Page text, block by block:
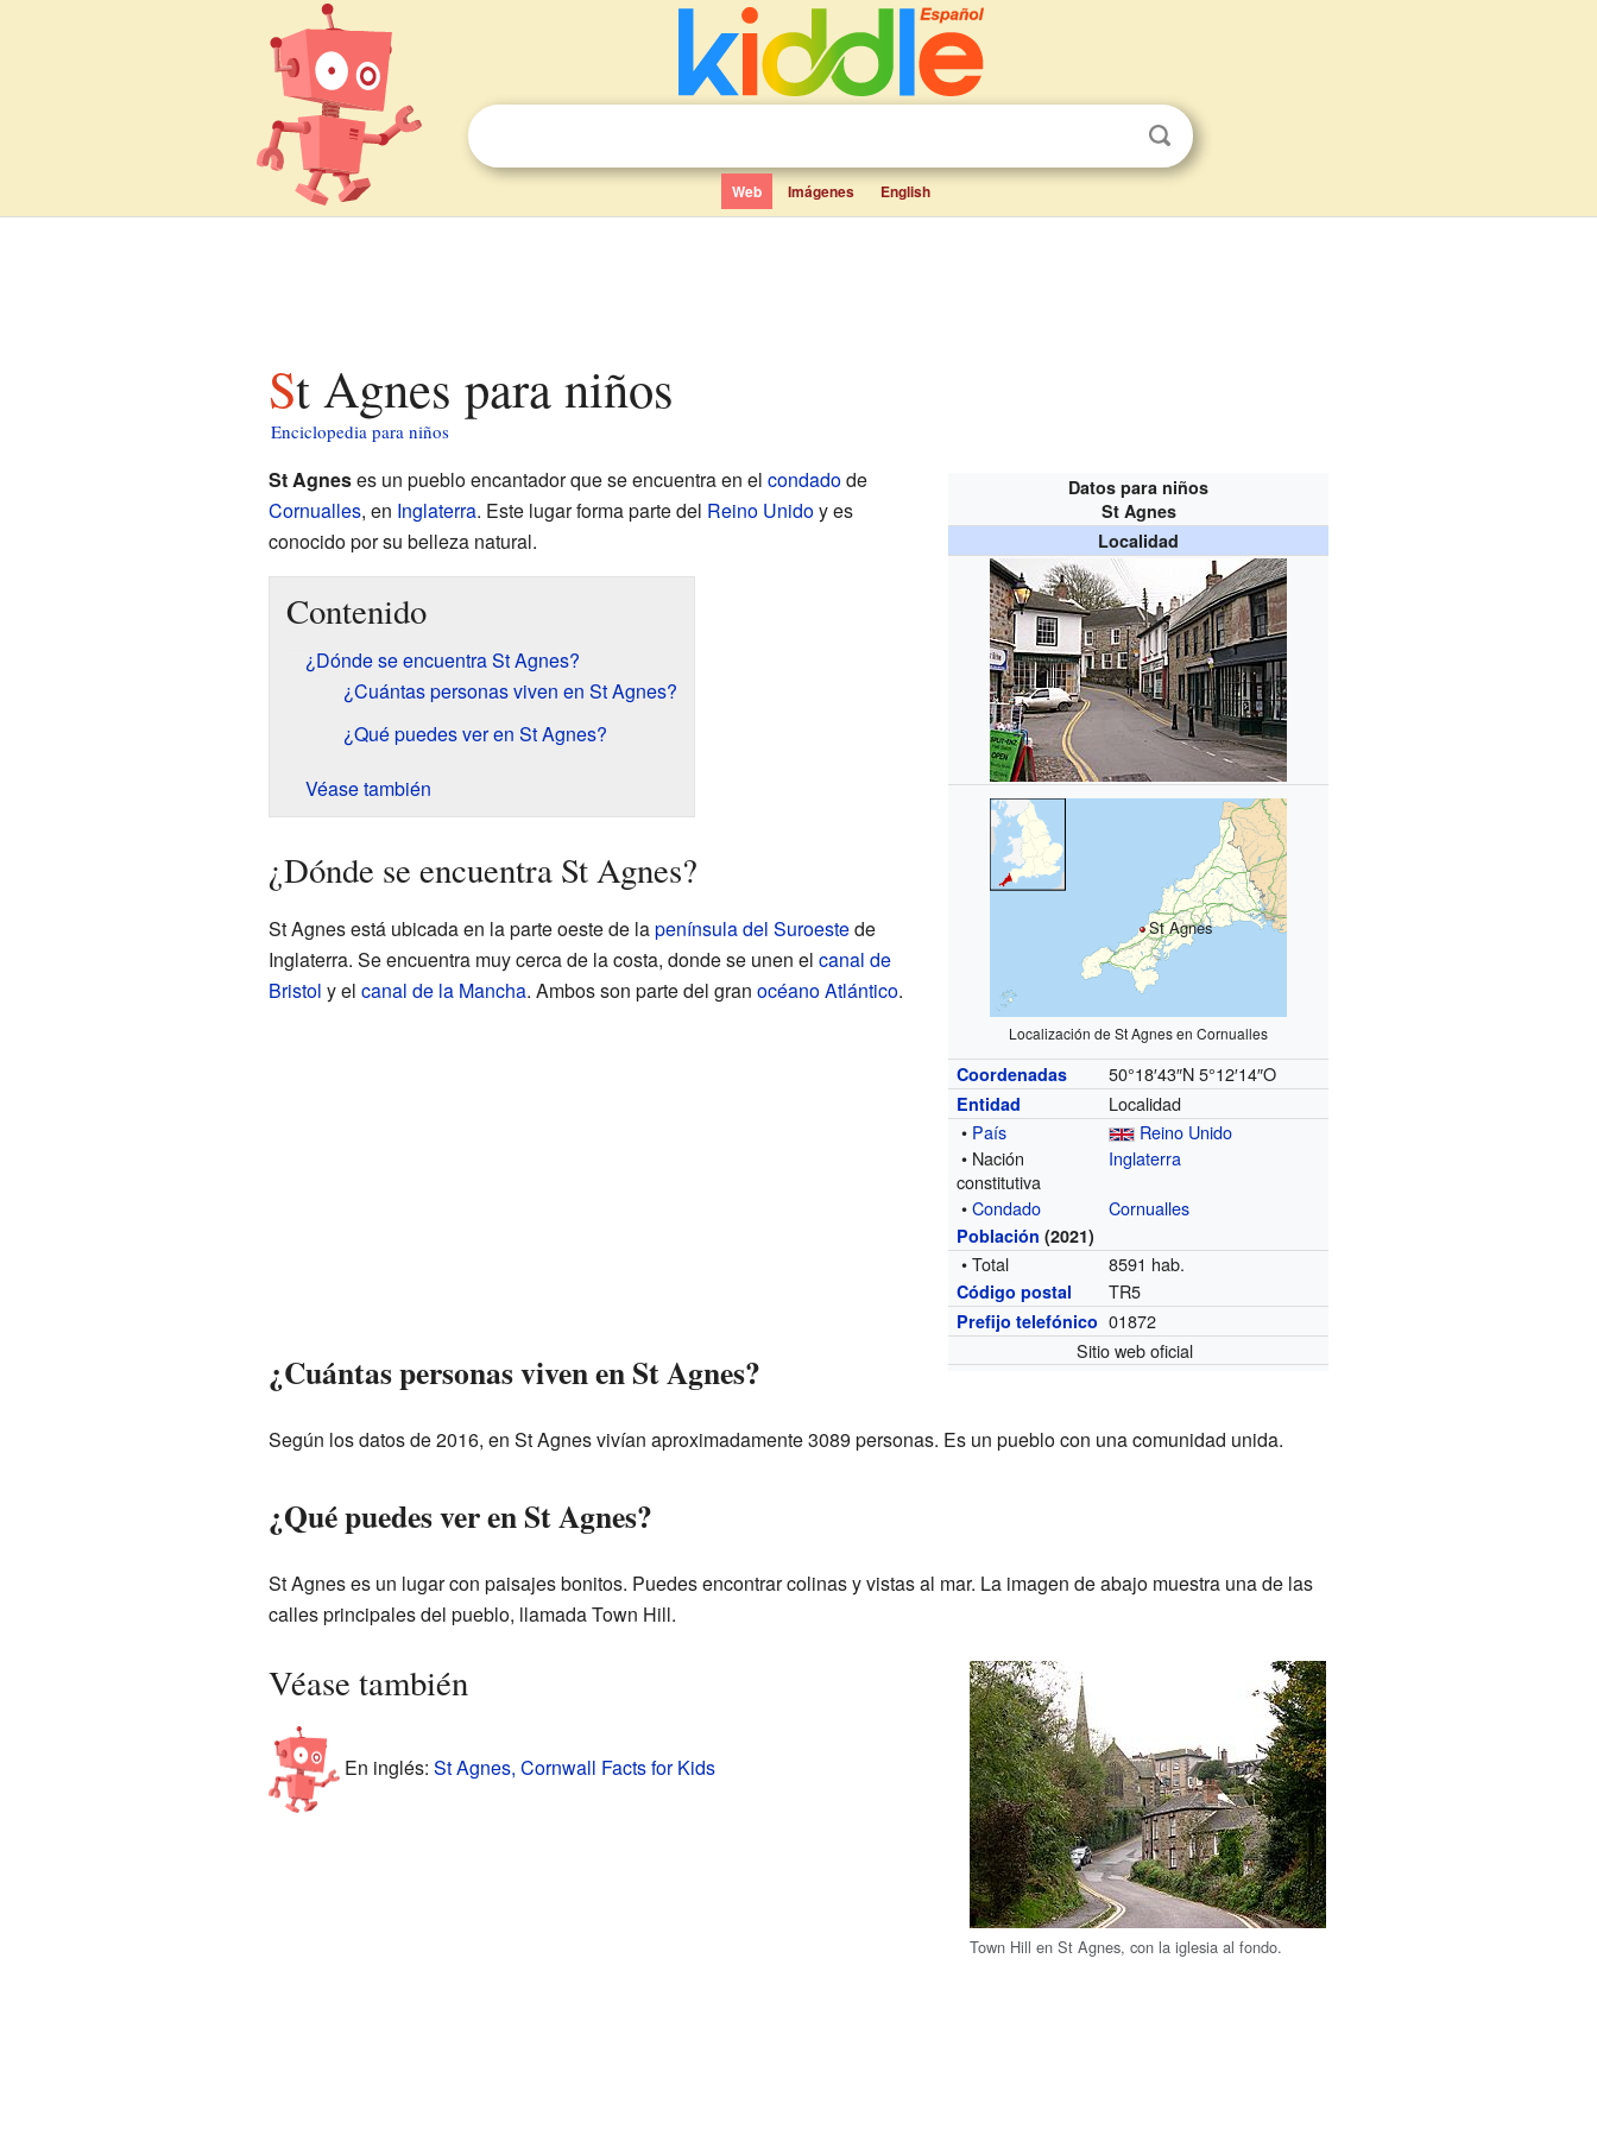
Web Imágenes English
St Agnes para niños
Enciclopedia para niños
Datos para niños
St Agnes
Localidad
St Agnes
Localización de St Agnes en Cornualles
Coordenadas 50°18′43″N 5°12′14″O
Entidad
Localidad
• País
Reino Unido
• Nación
constitutiva
Inglaterra
•Condado Cornualles
Población (2021)
• Total 8591 hab.
Código postal TR5
Prefijo telefónico 01872
Sitio web oficial
St Agneses un pueblo encantador que se encuentra en el condadode
Cornualles, en Inglaterra. Este lugar forma parte del Reino Unidoy es
conocido por su belleza natural.
Contenido
¿Dónde se encuentra St Agnes?
¿Cuántas personas viven en St Agnes?
¿Qué puedes ver en St Agnes?
Véase también
¿Dónde se encuentra St Agnes?
St Agnes está ubicada en la parte oeste de lapenínsula del Suroestede
Inglaterra. Se encuentra muy cerca de la costa, donde se unen el canal de
Bristol y el canal de la Mancha. Ambos son parte del gran océano Atlántico.
¿Cuántas personas viven en St Agnes?
Según los datos de 2016, en St Agnes vivían aproximadamente 3089 personas. Es un pueblo con una comunidad unida.
¿Qué puedes ver en St Agnes?
St Agnes es un lugar con paisajes bonitos. Puedes encontrar colinas y vistas al mar. La imagen de abajo muestra una de las
calles principales del pueblo, llamada Town Hill.
Town Hill en St Agnes, con la iglesia al fondo.
Véase también
En inglés: St Agnes, Cornwall Facts for Kids